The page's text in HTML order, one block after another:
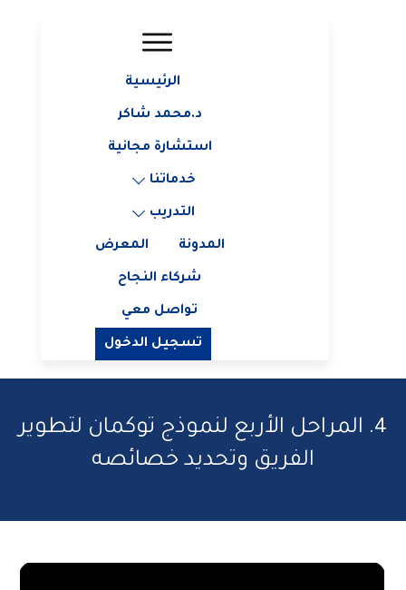
الرئيسية
د.محمد شاكر
استشارة مجانية
خدماتنا
التدريب
المدونة المعرض
شركاء النجاح
تواصل معي
تسجيل الدخول
4. المراحل الأربع لنموذج توكمان لتطوير
الفريق وتحديد خصائصه